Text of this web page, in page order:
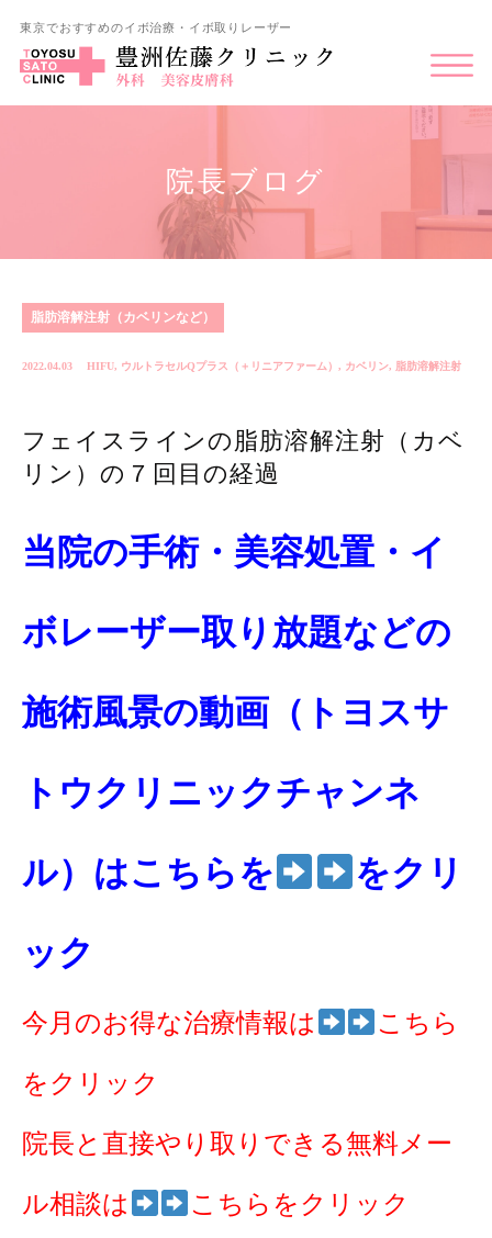
東京でおすすめのイボ治療・イボ取りレーザー
院長ブログ
脂肪溶解注射（カベリンなど）
2022.04.03 HIFU, ウルトラセルQプラス（＋リニアファーム） , カベリン, 脂肪溶解注射
フェイスラインの脂肪溶解注射（カベ
リン）の７回目の経過
当院の手術・美容処置・イ
ボレーザー取り放題などの
施術風景の動画（トヨスサ
トウクリニックチャンネ
ル）はこちらを をクリ
ック
今月のお得な治療情報は こちら
をクリック
院長と直接やり取りできる無料メー
ル相談は こちらをクリック